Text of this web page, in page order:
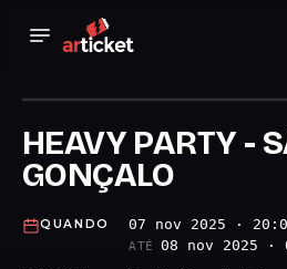
HEAVY PARTY -
GONÇALO
QUANDO 07 nov 2025 ·
ATÉ 08 nov 2025 ·